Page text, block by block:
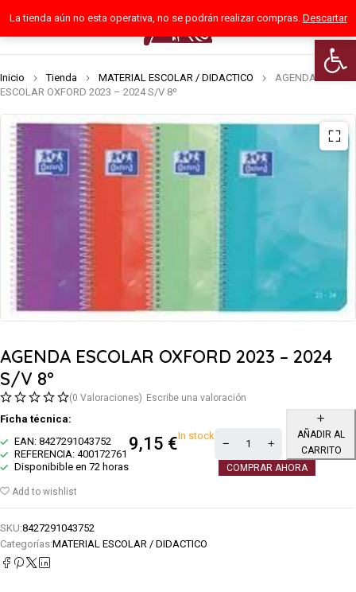
Abrir
La tienda aún no esta operativa, no se podrán realizar compras. Descartar
0
Inicio Tienda MATERIAL ESCOLAR / DIDACTICO
AGENDA
ESCOLAR OXFORD 2023 – 2024 S/V 8º
AGENDA ESCOLAR OXFORD 2023 – 2024
S/V 8º
(0 Valoraciones) Escribe una valoración
Ficha técnica:
EAN: 8427291043752
REFERENCIA: 400172761
Disponibible en 72 horas
9,15 €In stock
AÑADIR AL
CARRITO
COMPRAR AHORA
Add to wishlist
SKU:8427291043752
Categorías:MATERIAL ESCOLAR / DIDACTICO